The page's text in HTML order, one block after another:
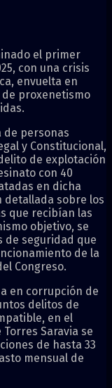
el primer
con una crisis
envuelta en
proxenetismo
de personas
y Constitucional,
de explotación
con 40
en dicha
detallada sobre los
que recibían las
objetivo, se
de seguridad que
de la
Congreso.
en corrupción de
delitos de
en el
Saravia se
de hasta 33
mensual de